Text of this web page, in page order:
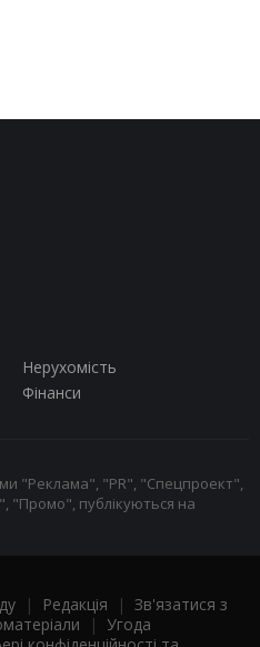
Нерухомість
Фінанси
"Реклама", "PR", "Спецпроект",
"Промо", публікуються на
| Редакція | Зв'язатися з
| Угода